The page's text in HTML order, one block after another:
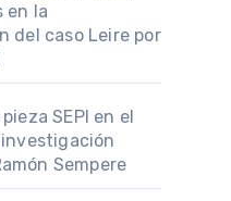
en la
del caso Leire por
SEPI en el
Sempere